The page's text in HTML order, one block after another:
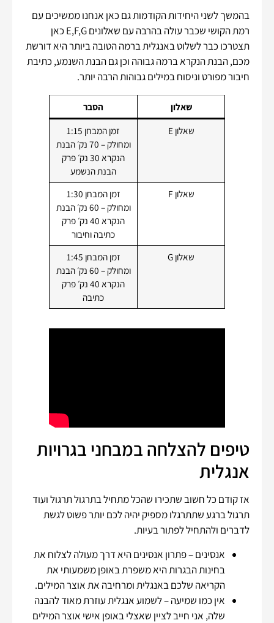
בהמשך לשני היחידות הקודמות גם כאן אנחנו ממשיכים עם
רמת הקושי שכבר עולה בהרבה עם שאלונים E,F,G כאן
תצטרכו כבר לשלוט באנגלית ברמה הטובה ביותר היא דורשת
מכם, הבנת הנקרא ברמה גבוהה וכן גם הבנת השנמע, כתיבת
חיבור מפורט וניסוח במילים גבוהות הרבה יותר.
שאלון
הסבר
שאלון E
זמן המבחן 1:15
ומחולק – 70 נק׳ הבנת
הנקרא 30 נק׳ פרק
הבנת הנשמע
שאלון F
זמן המבחן 1:30
ומחולק – 60 נק׳ הבנת
הנקרא 40 נק׳ פרק
כתיבה וחיבור
שאלון G
זמן המבחן 1:45
ומחולק – 60 נק׳ הבנת
הנקרא 40 נק׳ פרק
כתיבה
טיפים להצלחה במבחני בגרויות
אנגלית
אז קודם כל חשוב שתכירו שהכל מתחיל בתרגול תרגול ועוד
תרגול ברגע שתתרגלו מספיק יהיה לכם יותר פשוט לגשת
לדברים ולהתחיל לפתור בעיות.
אנסינים – פתרון אנסינים היא דרך מעולה לצלוח את
בחינות הבגרות היא משפרת באופן משמעותי את
הקריאה שלכם באנגלית ומרחיבה את אוצר המילים.
אין כמו שמיעה – לשמוע אנגלית עוזרת מאוד להבנה
שלה, אני חייב לציין שאצלי באופן אישי אוצר המילים